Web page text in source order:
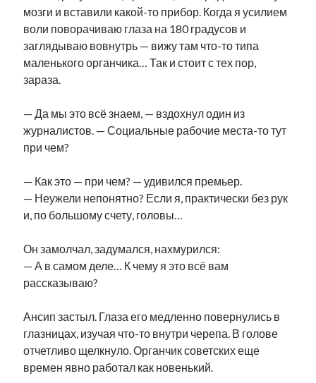
мозги и вставили какой-то прибор. Когда я усилием
воли поворачиваю глаза на 180 градусов и
заглядываю вовнутрь — вижу там что-то типа
маленького органчика… Так и стоит с тех пор,
зараза.
— Да мы это всё знаем, — вздохнул один из
журналистов. — Социальные рабочие места-то тут
при чем?
— Как это — при чем? — удивился премьер.
— Неужели непонятно? Если я, практически без рук
и, по большому счету, головы…
Он замолчал, задумался, нахмурился:
— А в самом деле… К чему я это всё вам
рассказываю?
Ансип застыл. Глаза его медленно повернулись в
глазницах, изучая что-то внутри черепа. В голове
отчетливо щелкнуло. Органчик советских еще
времен явно работал как новенький.